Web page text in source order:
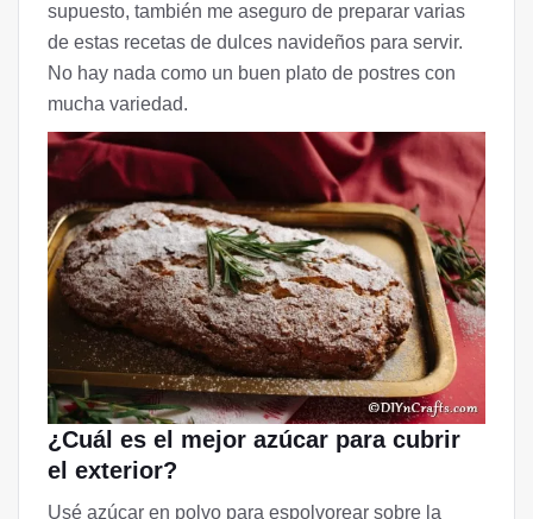
supuesto, también me aseguro de preparar varias
de estas recetas de dulces navideños para servir.
No hay nada como un buen plato de postres con
mucha variedad.
¿Cuál es el mejor azúcar para cubrir
el exterior?
Usé azúcar en polvo para espolvorear sobre la